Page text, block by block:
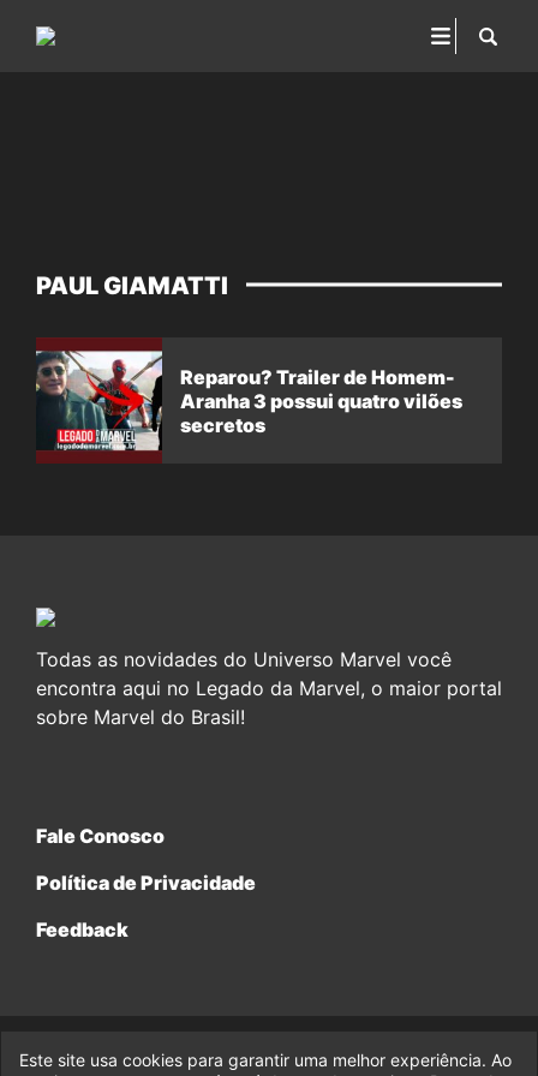
PAUL GIAMATTI
Reparou? Trailer de Homem-
Aranha 3 possui quatro vilões
secretos
Todas as novidades do Universo Marvel você
encontra aqui no Legado da Marvel, o maior portal
sobre Marvel do Brasil!
Fale Conosco
Política de Privacidade
Feedback
© 2017-2026 Legado da Marvel, uma empresa da Legado
Este site usa cookies para garantir uma melhor experiência. Ao